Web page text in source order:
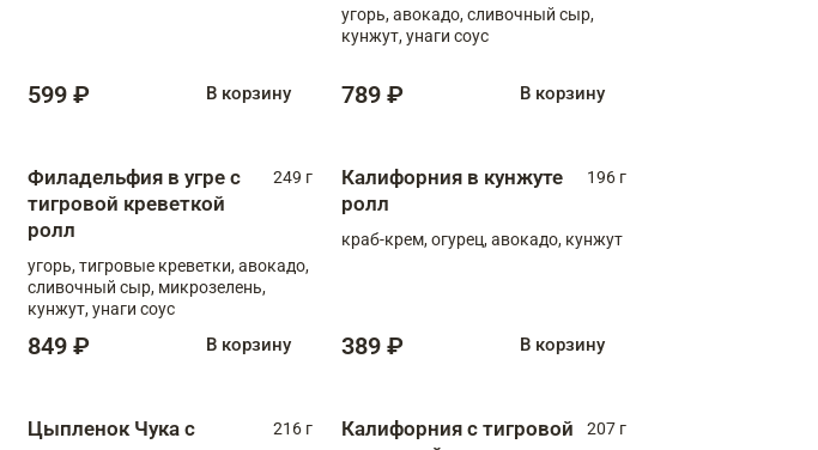
599 ₽ В корзину
угорь, авокадо, сливочный сыр,
кунжут, унаги соус
789 ₽ В корзину
Филадельфия в угре с
тигровой креветкой
ролл
249 г
угорь, тигровые креветки, авокадо,
сливочный сыр, микрозелень,
кунжут, унаги соус
849 ₽ В корзину
Калифорния в кунжуте
ролл
196 г
краб-крем, огурец, авокадо, кунжут
389 ₽ В корзину
Цыпленок Чука с
216 г
Калифорния с тигровой
207 г